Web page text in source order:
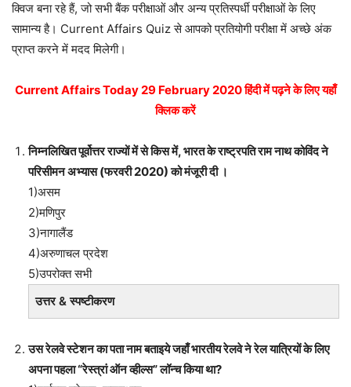
क्विज बना रहे हैं, जो सभी बैंक परीक्षाओं और अन्य प्रतिस्पर्धी परीक्षाओं के लिए
सामान्य है। Current Affairs Quiz से आपको प्रतियोगी परीक्षा में अच्छे अंक
प्राप्त करने में मदद मिलेगी।
Current Affairs Today 29 February 2020 हिंदी में पढ़ने के लिए यहाँ
क्लिक करें
निम्नलिखित पूर्वोत्तर राज्यों में से किस में, भारत के राष्ट्रपति राम नाथ कोविंद ने
परिसीमन अभ्यास (फरवरी 2020) को मंजूरी दी ।
1)असम
2)मणिपुर
3)नागालैंड
4)अरुणाचल प्रदेश
5)उपरोक्त सभी
उत्तर & स्पष्टीकरण
उस रेलवे स्टेशन का पता नाम बताइये जहाँ भारतीय रेलवे ने रेल यात्रियों के लिए
अपना पहला “रेस्त्रां ऑन व्हील्स” लॉन्च किया था?